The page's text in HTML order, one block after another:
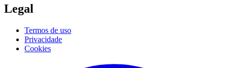
Legal
Termos de uso
Privacidade
Cookies